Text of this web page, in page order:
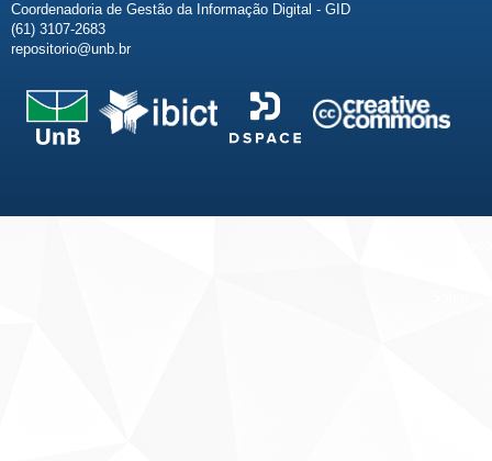
Coordenadoria de Gestão da Informação Digital - GID
(61) 3107-2683
repositorio@unb.br